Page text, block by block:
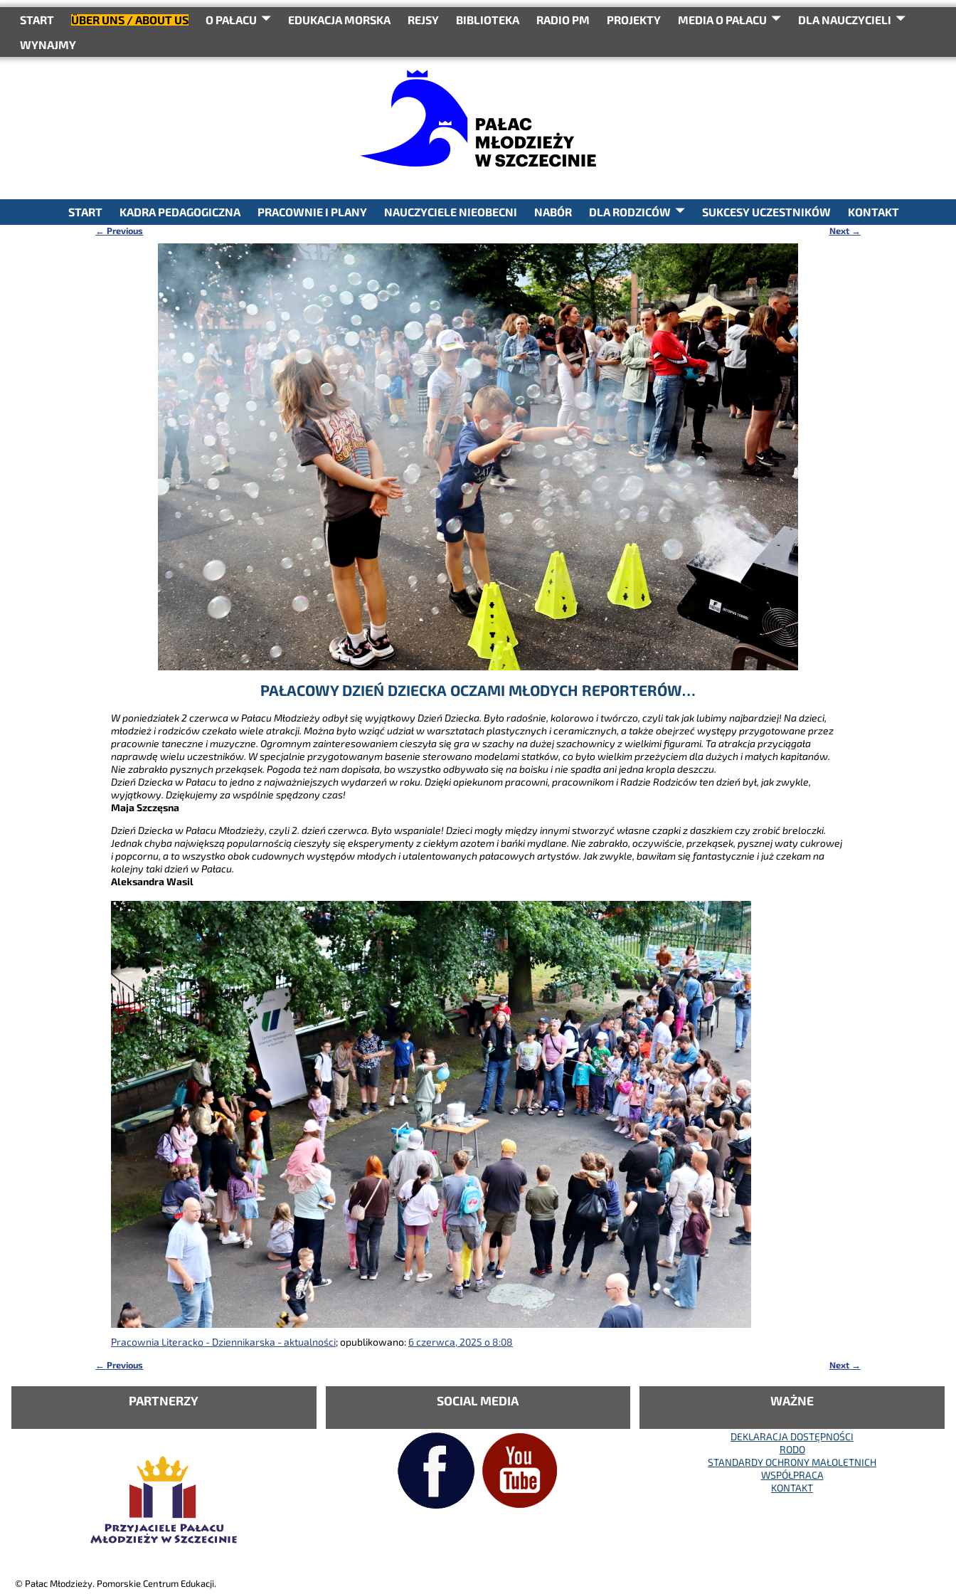
treściSTART ÜBER UNS / ABOUT US O PAŁACU EDUKACJA MORSKA REJSY BIBLIOTEKA RADIO PM PROJEKTY MEDIA O PAŁACU
DLA NAUCZYCIELI
WYNAJMY
SEARCH
START
KADRA PEDAGOGICZNA PRACOWNIE I PLANY NAUCZYCIELE NIEOBECNI NABÓR DLA RODZICÓW SUKCESY UCZESTNIKÓW KONTAKT
Nawigacja
← Previous Next →
PAŁACOWY DZIEŃ DZIECKA OCZAMI MŁODYCH REPORTERÓW…
W poniedziałek 2 czerwca w Pałacu Młodzieży odbył się wyjątkowy Dzień Dziecka. Było radośnie, kolorowo i twórczo, czyli tak jak lubimy najbardziej! Na dzieci,
młodzież i rodziców czekało wiele atrakcji. Można było wziąć udział w warsztatach plastycznych i ceramicznych, a także obejrzeć występy przygotowane przez
pracownie taneczne i muzyczne. Ogromnym zainteresowaniem cieszyła się gra w szachy na dużej szachownicy z wielkimi figurami. Ta atrakcja przyciągała
naprawdę wielu uczestników. W specjalnie przygotowanym basenie sterowano modelami statków, co było wielkim przeżyciem dla dużych i małych kapitanów.
Nie zabrakło pysznych przekąsek. Pogoda też nam dopisała, bo wszystko odbywało się na boisku i nie spadła ani jedna kropla deszczu.
Dzień Dziecka w Pałacu to jedno z najważniejszych wydarzeń w roku. Dzięki opiekunom pracowni, pracownikom i Radzie Rodziców ten dzień był, jak zwykle,
wyjątkowy. Dziękujemy za wspólnie spędzony czas!
Maja Szczęsna
Dzień Dziecka w Pałacu Młodzieży, czyli 2. dzień czerwca. Było wspaniale! Dzieci mogły między innymi stworzyć własne czapki z daszkiem czy zrobić breloczki.
Jednak chyba największą popularnością cieszyły się eksperymenty z ciekłym azotem i bańki mydlane. Nie zabrakło, oczywiście, przekąsek, pysznej waty cukrowej
i popcornu, a to wszystko obok cudownych występów młodych i utalentowanych pałacowych artystów. Jak zwykle, bawiłam się fantastycznie i już czekam na
kolejny taki dzień w Pałacu.
Aleksandra Wasil
Pracownia Literacko - Dziennikarska - aktualności; opublikowano: 6 czerwca, 2025 o 8:08
← Previous Next →
PARTNERZY SOCIAL MEDIA WAŻNE
DEKLARACJA DOSTĘPNOŚCI
RODO
STANDARDY OCHRONY MAŁOLETNICH
WSPÓŁPRACA
KONTAKT
© Pałac Młodzieży. Pomorskie Centrum Edukacji.